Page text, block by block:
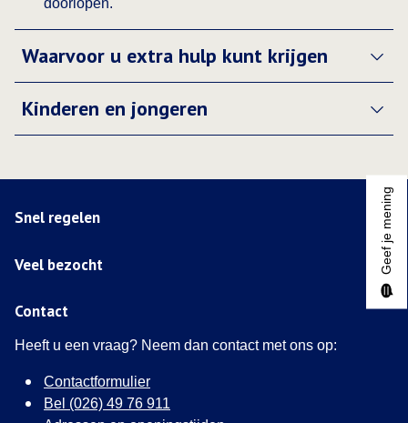
doorlopen.
Waarvoor u extra hulp kunt krijgen
Kinderen en jongeren
Snel regelen
Veel bezocht
Contact
Heeft u een vraag? Neem dan contact met ons op:
Contactformulier
Bel (026) 49 76 911
Geef je mening